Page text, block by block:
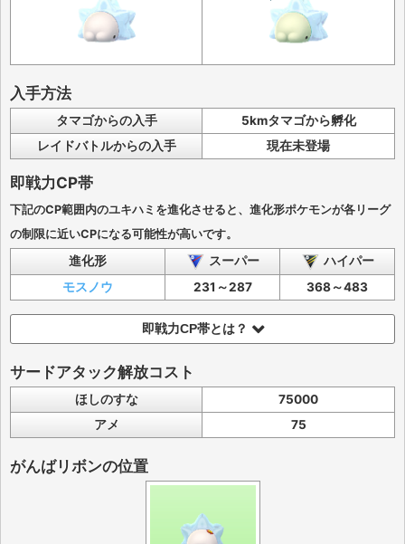
入手方法
タマゴからの入手
5kmタマゴから孵化
レイドバトルからの入手
現在未登場
即戦力CP帯
下記のCP範囲内のユキハミを進化させると、進化形ポケモンが各リーグ
の制限に近いCPになる可能性が高いです。
進化形 スーパー
ハイパー
モスノウ
231～287 368～483
即戦力CP帯とは？
サードアタック解放コスト
ほしのすな
75000
アメ
75
がんばリボンの位置